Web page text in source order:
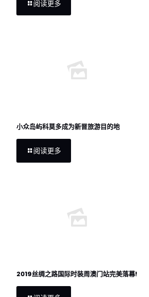
阅读更多
小众岛屿科莫多成为新晋旅游目的地
阅读更多
2019丝绸之路国际时装周澳门站完美落幕!